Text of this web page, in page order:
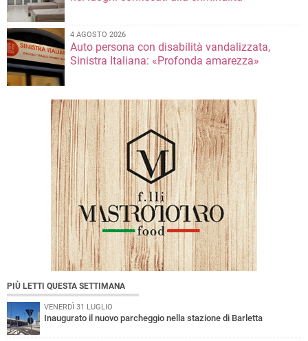
4 AGOSTO 2026
Auto persona con disabilità vandalizzata,
Sinistra Italiana: «Profonda amarezza»
PIÙ LETTI QUESTA SETTIMANA
VENERDÌ 31 LUGLIO
Inaugurato il nuovo parcheggio nella stazione di Barletta